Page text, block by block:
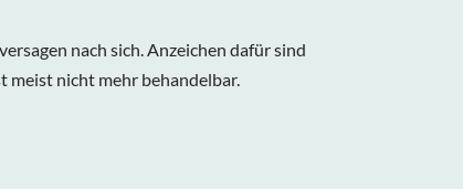
nach sich. Anzeichen dafür sind
meist nicht mehr behandelbar.